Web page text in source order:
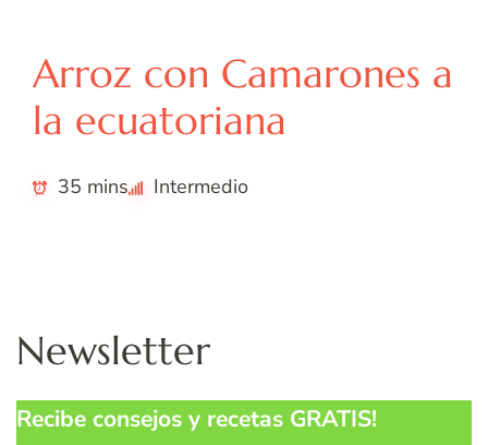
Arroz con Camarones a
la ecuatoriana
35 mins Intermedio
Newsletter
Recibe consejos y recetas GRATIS!